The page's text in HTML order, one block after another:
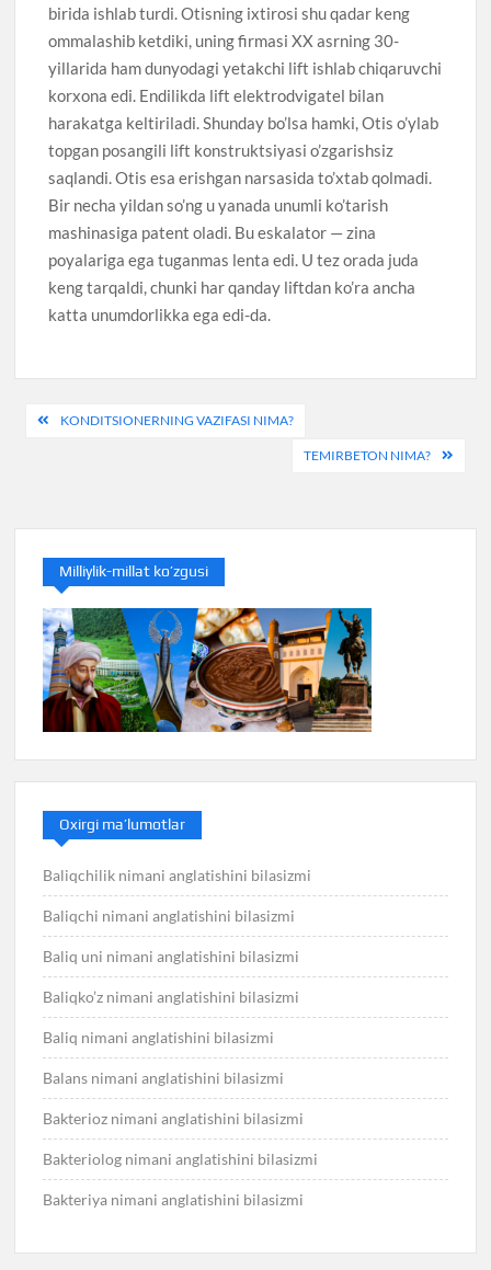
birida ishlab turdi. Otisning ixtirosi shu qadar keng
ommalashib ketdiki, uning firmasi XX asrning 30-
yillarida ham dunyodagi yetakchi lift ishlab chiqaruvchi
korxona edi. Endilikda lift elektrodvigatel bilan
harakatga keltiriladi. Shunday bo’lsa hamki, Otis o’ylab
topgan posangili lift konstruktsiyasi o’zgarishsiz
saqlandi. Otis esa erishgan narsasida to’xtab qolmadi.
Bir necha yildan so’ng u yanada unumli ko’tarish
mashinasiga patent oladi. Bu eskalator — zina
poyalariga ega tuganmas lenta edi. U tez orada juda
keng tarqaldi, chunki har qanday liftdan ko’ra ancha
katta unumdorlikka ega edi-da.
PostKONDITSIONERNING VAZIFASI NIMA?
TEMIRBETON NIMA?
Milliylik-millat ko’zgusi
Oxirgi ma’lumotlar
Baliqchilik nimani anglatishini bilasizmi
Baliqchi nimani anglatishini bilasizmi
Baliq uni nimani anglatishini bilasizmi
Baliqko’z nimani anglatishini bilasizmi
Baliq nimani anglatishini bilasizmi
Balans nimani anglatishini bilasizmi
Bakterioz nimani anglatishini bilasizmi
Bakteriolog nimani anglatishini bilasizmi
Bakteriya nimani anglatishini bilasizmi